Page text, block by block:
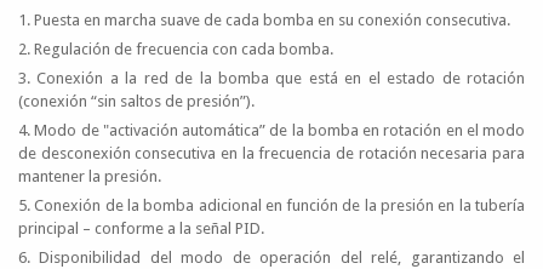
1. Puesta en marcha suave de cada bomba en su conexión consecutiva.
2. Regulación de frecuencia con cada bomba.
3. Conexión a la red de la bomba que está en el estado de rotación
(conexión “sin saltos de presión”).
4. Modo de "activación automática” de la bomba en rotación en el modo
de desconexión consecutiva en la frecuencia de rotación necesaria para
mantener la presión.
5. Conexión de la bomba adicional en función de la presión en la tubería
principal – conforme a la señal PID.
6. Disponibilidad del modo de operación del relé, garantizando el